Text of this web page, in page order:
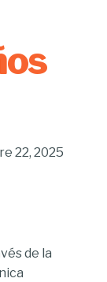
22, 2025
de la